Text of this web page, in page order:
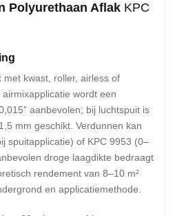
Polyurethaan Aflak KPC
kwast, roller, airless of
wordt een
aanbevolen; bij luchtspuit is
mm geschikt. Verdunnen kan
spuitapplicatie) of KPC 9953 (0–
droge laagdikte bedraagt
rendement van 8–10 m²
en applicatiemethode.